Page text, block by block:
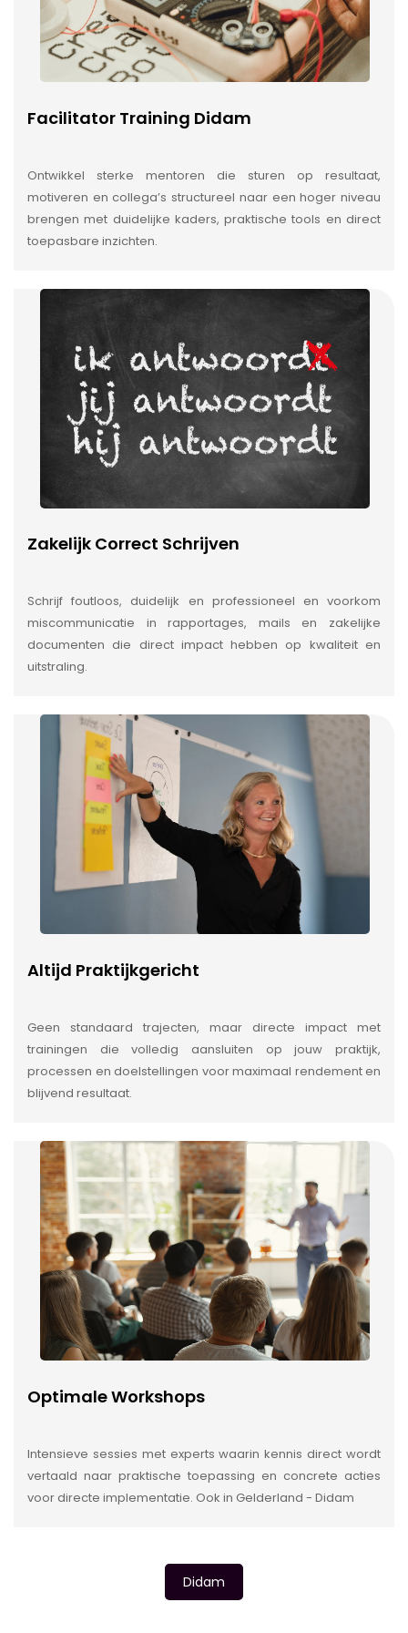
Facilitator Training Didam
Ontwikkel sterke mentoren die sturen op resultaat,
motiveren en collega’s structureel naar een hoger niveau
brengen met duidelijke kaders, praktische tools en direct
toepasbare inzichten.
Zakelijk Correct Schrijven
Schrijf foutloos, duidelijk en professioneel en voorkom
miscommunicatie in rapportages, mails en zakelijke
documenten die direct impact hebben op kwaliteit en
uitstraling.
Altijd Praktijkgericht
Geen standaard trajecten, maar directe impact met
trainingen die volledig aansluiten op jouw praktijk,
processen en doelstellingen voor maximaal rendement en
blijvend resultaat.
Optimale Workshops
Intensieve sessies met experts waarin kennis direct wordt
vertaald naar praktische toepassing en concrete acties
voor directe implementatie. Ook in Gelderland - Didam
Didam